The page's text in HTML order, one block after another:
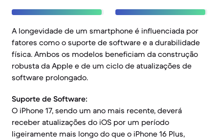
A longevidade de um smartphone é influenciada por
fatores como o suporte de software e a durabilidade
física. Ambos os modelos beneficiam da construção
robusta da Apple e de um ciclo de atualizações de
software prolongado.
Suporte de Software:
O iPhone 17, sendo um ano mais recente, deverá
receber atualizações do iOS por um período
ligeiramente mais longo do que o iPhone 16 Plus,